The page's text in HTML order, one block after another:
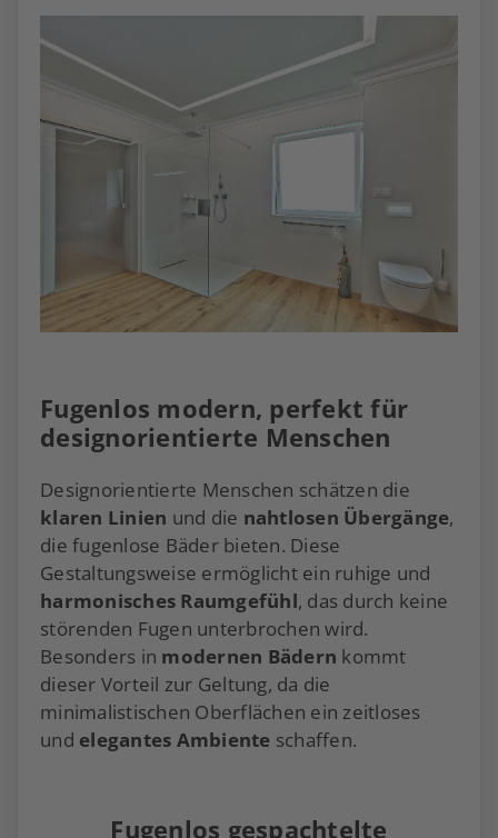
Fugenlos modern, perfekt für
designorientierte Menschen
Designorientierte Menschen schätzen die
klaren Linien und die nahtlosen Übergänge,
die fugenlose Bäder bieten. Diese
Gestaltungsweise ermöglicht ein ruhige und
harmonisches Raumgefühl, das durch keine
störenden Fugen unterbrochen wird.
Besonders in modernen Bädern kommt
dieser Vorteil zur Geltung, da die
minimalistischen Oberflächen ein zeitloses
und elegantes Ambiente schaffen.
Fugenlos gespachtelte